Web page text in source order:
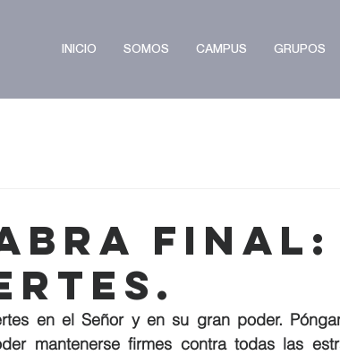
INICIO SOMOS CAMPUS GRUPOS
Final:
en el Señor y en su gran poder.
mantenerse firmes contra todas las